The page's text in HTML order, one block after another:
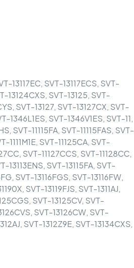
13117EC, SVT-13117ECS, SVT-
13124CXS, SVT-13125, SVT-
SVT-13127, SVT-13127CX, SVT-
1346L1ES, SVT-1346V1ES, SVT-11,
SVT-11115FA, SVT-11115FAS, SVT-
1111M1E, SVT-11125CA, SVT-
SVT-11127CCS, SVT-11128CC,
13113ENS, SVT-13115FA, SVT-
SVT-13116FGS, SVT-13116FW,
SVT-13119FJS, SVT-1311AJ,
SVT-13125CV, SVT-
SVT-13126CW, SVT-
SVT-1312Z9E, SVT-13134CXS,